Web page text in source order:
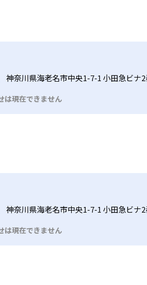
神奈川県海老名市中央1-7-1 小田急ビナ
は現在できません
神奈川県海老名市中央1-7-1 小田急ビナ
は現在できません